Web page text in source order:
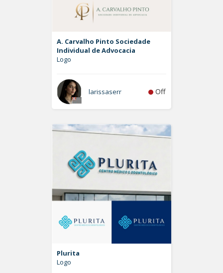
A. Carvalho Pinto Sociedade
Individual de Advocacia
Logo
larissaserr Off
Plurita
Logo